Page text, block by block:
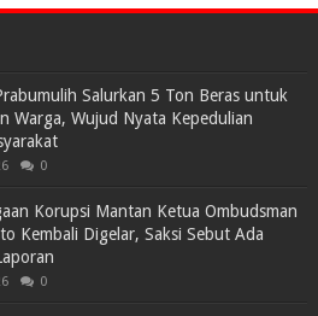
Salurkan 5 Ton Beras untuk
Warga, Wujud Nyata Kepedulian
0
Korupsi Mantan Ketua Ombudsman
Kembali Digelar, Saksi Sebut Ada
0